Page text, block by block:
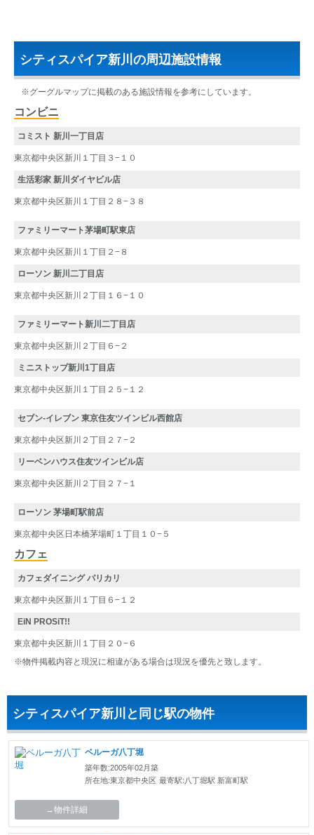
シティスパイア新川の周辺施設情報
※グーグルマップに掲載のある施設情報を参考にしています。
コンビニ
コミスト 新川一丁目店
東京都中央区新川１丁目３−１０
生活彩家 新川ダイヤビル店
東京都中央区新川１丁目２８−３８
ファミリーマート茅場町駅東店
東京都中央区新川１丁目２−８
ローソン 新川二丁目店
東京都中央区新川２丁目１６−１０
ファミリーマート新川二丁目店
東京都中央区新川２丁目６−２
ミニストップ新川1丁目店
東京都中央区新川１丁目２５−１２
セブン-イレブン 東京住友ツインビル西館店
東京都中央区新川２丁目２７−２
リーベンハウス住友ツインビル店
東京都中央区新川２丁目２７−１
ローソン 茅場町駅前店
東京都中央区日本橋茅場町１丁目１０−５
カフェ
カフェダイニング パリカリ
東京都中央区新川１丁目６−１２
EiN PROSiT!!
東京都中央区新川１丁目２０−６
※物件掲載内容と現況に相違がある場合は現況を優先と致します。
シティスパイア新川と同じ駅の物件
ベルーガ八丁堀
築年数:2005年02月築
所在地:東京都中央区 最寄駅:八丁堀駅 新富町駅
→物件詳細